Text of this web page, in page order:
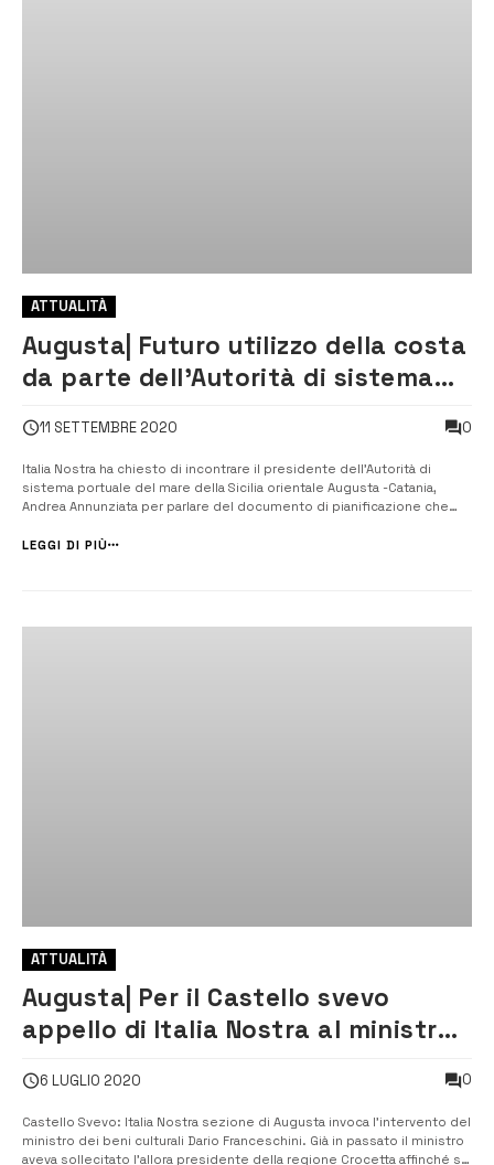
ATTUALITÀ
Augusta| Futuro utilizzo della costa
da parte dell’Autorità di sistema
11 SETTEMBRE 2020 0
Italia Nostra ha chiesto di incontrare il presidente dell’Autorità di
sistema portuale del mare della Sicilia orientale Augusta -Catania,
Andrea Annunziata per parlare del documento di pianificazione che
megaresi. [/] Italia Nostra ha chiesto un colloquio da svolgersi...
LEGGI DI PIÙ
ATTUALITÀ
Augusta| Per il Castello svevo
appello di Italia Nostra al ministro
6 LUGLIO 2020 0
Castello Svevo: Italia Nostra sezione di Augusta invoca l’intervento del
ministro dei beni culturali Dario Franceschini. Già in passato il ministro
aveva sollecitato l’allora presidente della regione Crocetta affinché si